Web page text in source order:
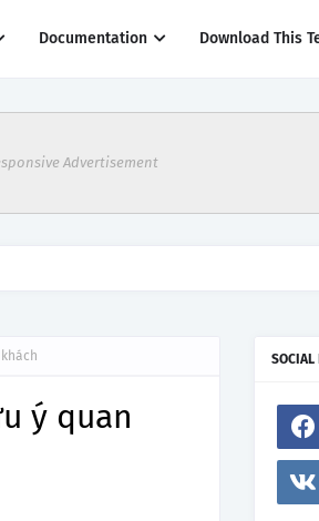
Documentation Download This
Advertisement
ý quan
SOCIAL